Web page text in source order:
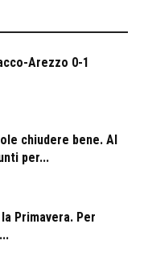
Arezzo 0-1
chiudere bene. Al
per...
Primavera. Per